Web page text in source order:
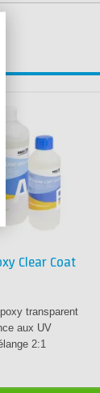
Clear Coat
transparent
aux UV
2:1